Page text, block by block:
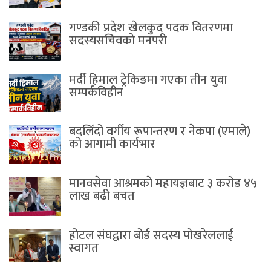
गण्डकी प्रदेश खेलकुद पदक वितरणमा
सदस्यसचिवकाे मनपरी
मर्दी हिमाल ट्रेकिङमा गएका तीन युवा
सम्पर्कविहीन
बदलिँदो वर्गीय रूपान्तरण र नेकपा (एमाले)
को आगामी कार्यभार
मानवसेवा आश्रमकाे‌ महायज्ञबाट ३ करोड ४५
लाख बढी बचत
होटल संघद्वारा बोर्ड सदस्य पोखरेललाई
स्वागत